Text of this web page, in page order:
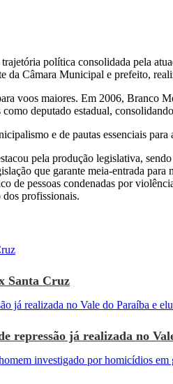
política consolidada pela
da Câmara Municipal e prefeito,
voos maiores. Em 2006, Branco
deputado estadual,
e de pautas essenciais
pela produção legislativa,
que garante meia-entrada
pessoas condenadas por
dos profissionais.
Santa Cruz
repressão já realizada no